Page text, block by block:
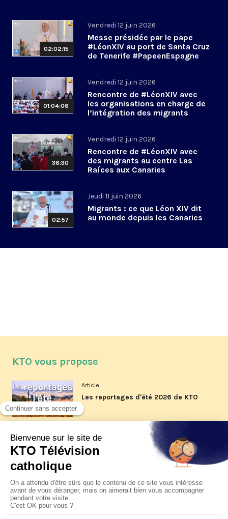
02:02:15
Vendredi 12 juin 2026
Messe présidée par le pape
#LéonXIV au port de Santa Cruz
de Tenerife #PapeenEspagne
01:04:06
Vendredi 12 juin 2026
Rencontre de #LéonXIV avec
les organisations en charge de
l’intégration des migrants
36:30
Vendredi 12 juin 2026
Rencontre de #LéonXIV avec
des migrants au centre Las
Raíces aux Canaries
02:57
Jeudi 11 juin 2026
Migrants : ce que Léon XIV dit
au monde depuis les Canaries
KTO vous propose
Article
Les reportages d'été 2026 de KTO
La visite pastorale du pape Léon
XIV à Assise à suivre sur KTO le
Article
Le pape en Uruguay, Argentine et